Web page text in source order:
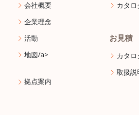
会社概要
企業理念
活動
地図/a>
拠点案内
カタ
お見積
カタロ
取扱説